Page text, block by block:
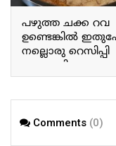
പഴുത്ത ചക്ക റവ
ഉണ്ടെങ്കിൽ
നല്ലൊരു റെസിപ്പി
you have ripe
Comments (0)